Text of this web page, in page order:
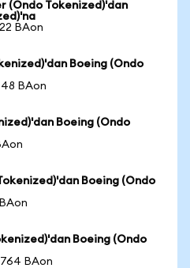
(Ondo Tokenized)'dan
BAon
Boeing (Ondo
BAon
Boeing (Ondo
Boeing (Ondo
Boeing (Ondo
BAon